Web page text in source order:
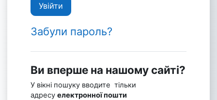
Увійти
Забули пароль?
Ви вперше на нашому сайті?
У вікні пошуку вводите тільки
адресу електронної пошти